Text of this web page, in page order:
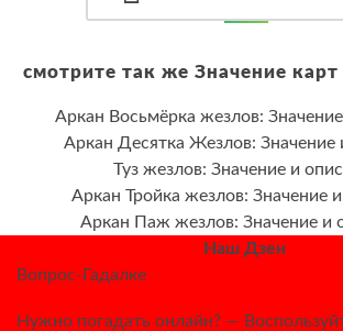
смотрите так же Значение
Аркан Восьмёрка жезлов:
Аркан Десятка Жезлов: Значение
Туз жезлов: Значение и
Аркан Тройка жезлов: Значение
Аркан Паж жезлов: Значение и
Наш Дзен
Вопрос-Гадалке
Нужно погадать онлайн? —